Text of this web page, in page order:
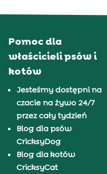
Pomoc dla
właścicieli psów i
kotów
Jesteśmy dostępni na
czacie na żywo 24/7
przez cały tydzień
Blog dla psów
CricksyDog
Blog dla kotów
CricksyCat